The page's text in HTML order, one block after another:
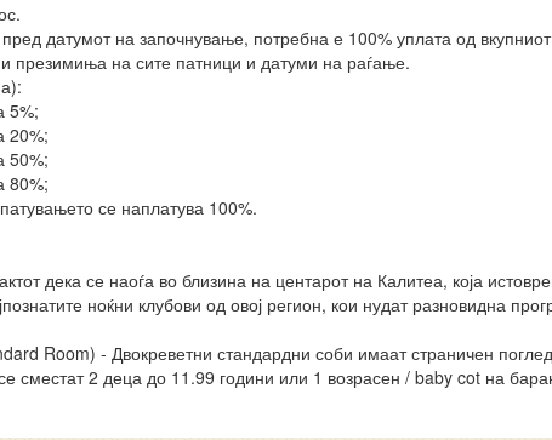
датумот на започнување, потребна е 100% уплата од
презимиња на сите патници и датуми на раѓање.
5%;
20%;
50%;
80%;
се наплатува 100%.
дека се наоѓа во близина на центарот на Калитеа, која
ноќни клубови од овој регион, кои нудат разновидна
Room) - Двокреветни стандардни соби имаат страничен
сместат 2 деца до 11.99 години или 1 возрасен / baby cot на